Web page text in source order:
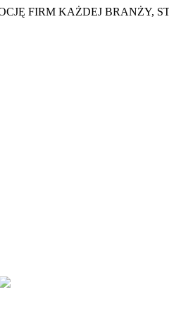
FIRM KAŻDEJ BRANŻY,